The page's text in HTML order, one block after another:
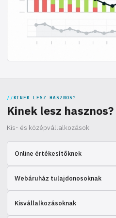
KINEK LESZ HASZNOS?
Kinek lesz hasznos?
Kis- és középvállalkozások
Online értékesítőknek
koncentrálhasson. Mi vállaljuk a
Webáruház tulajdonosoknak
a gyors szállításhoz ügyfeleinek!
Kisvállalkozásoknak